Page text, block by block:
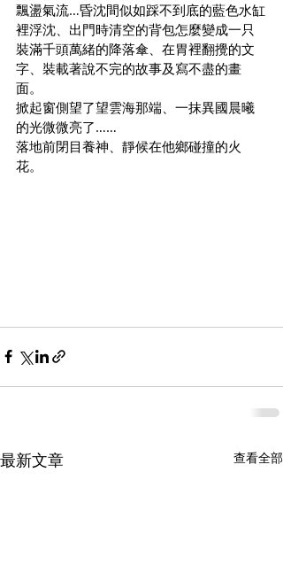
飄盪氣流…昏沈間似如踩不到底的藍色水缸
裡浮沈、出門時清空的背包怎麼變成一只
裝滿千頭萬緒的降落傘、在胃裡翻攪的文
字、裝載著說不完的故事及寫不盡的畫
面。
掀起窗側望了望雲海那端、一抹異國晨曦
的光微微亮了……
落地前閉目養神、靜候在他鄉碰撞的火
花。
最新文章 查看全部